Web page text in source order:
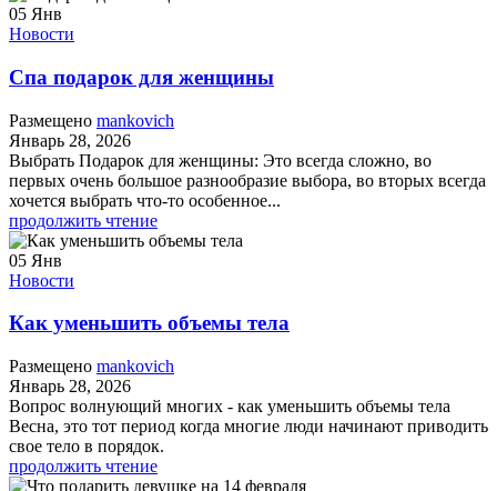
05 Янв
Новости
Спа подарок для женщины
Размещено mankovich
Январь 28, 2026
Выбрать Подарок для женщины: Это всегда сложно, во
первых очень большое разнообразие выбора, во вторых всегда
хочется выбрать что-то особенное...
продолжить чтение
05 Янв
Новости
Как уменьшить объемы тела
Размещено mankovich
Январь 28, 2026
Вопрос волнующий многих - как уменьшить объемы тела
Весна, это тот период когда многие люди начинают приводить
свое тело в порядок.
продолжить чтение